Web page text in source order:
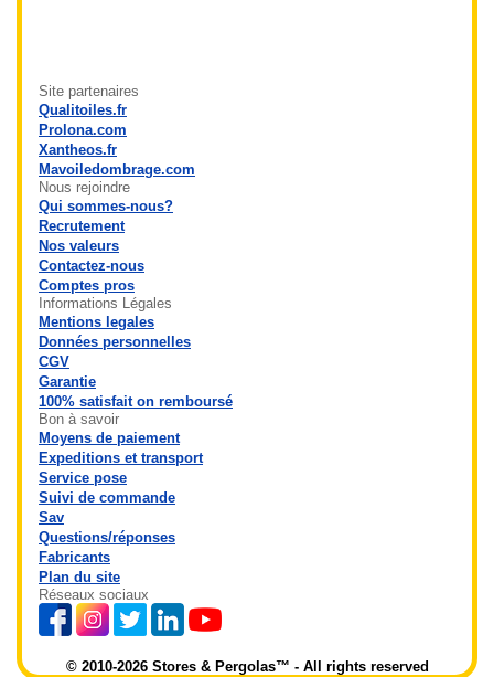
Site partenaires
Qualitoiles.fr
Prolona.com
Xantheos.fr
Mavoiledombrage.com
Nous rejoindre
Qui sommes-nous?
Recrutement
Nos valeurs
Contactez-nous
Comptes pros
Informations Légales
Mentions legales
Données personnelles
CGV
Garantie
100% satisfait on remboursé
Bon à savoir
Moyens de paiement
Expeditions et transport
Service pose
Suivi de commande
Sav
Questions/réponses
Fabricants
Plan du site
Réseaux sociaux
© 2010-2026 Stores & Pergolas™ - All rights reserved